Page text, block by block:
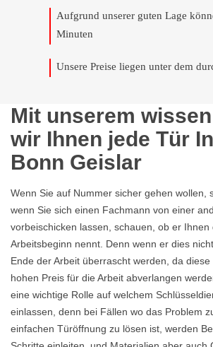
Aufgrund unserer guten Lage
Minuten
Unsere Preise liegen unter dem
Mit unserem
wir Ihnen jede Tür
Bonn Geislar
Wenn Sie auf Nummer sicher gehen wollen,
wenn Sie sich einen Fachmann von einer
vorbeischicken lassen, schauen, ob er Ihnen
Arbeitsbeginn nennt. Denn wenn er dies
Ende der Arbeit überrascht werden, da
hohen Preis für die Arbeit abverlangen
eine wichtige Rolle auf welchem
einlassen, denn bei Fällen wo das Problem
einfachen Türöffnung zu lösen ist, werden